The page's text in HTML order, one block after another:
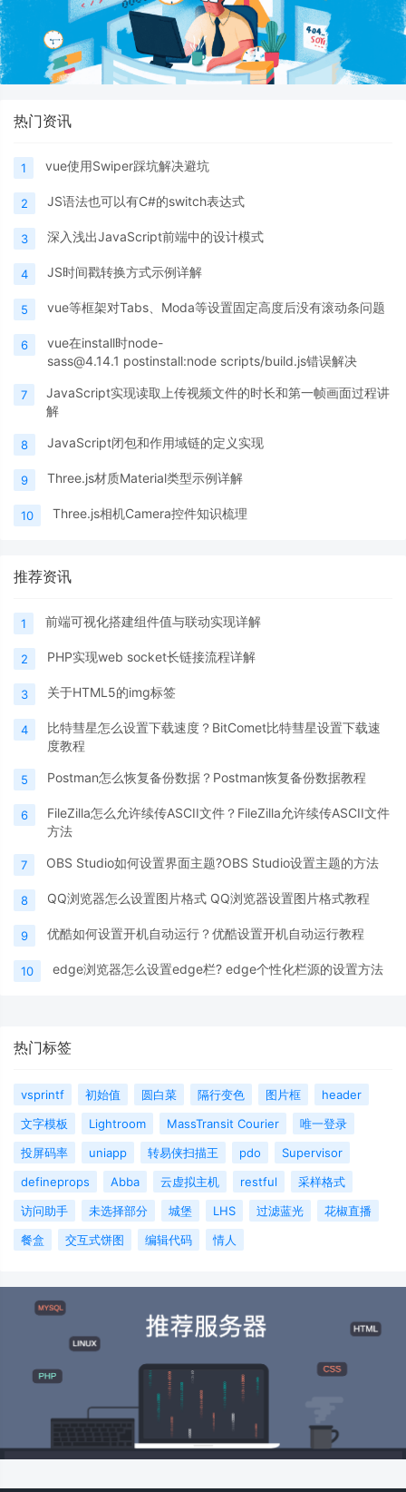
热门资讯
1 vue使用Swiper踩坑解决避坑
2 JS语法也可以有C#的switch表达式
3 深入浅出JavaScript前端中的设计模式
4 JS时间戳转换方式示例详解
5 vue等框架对Tabs、Moda等设置固定高度后没有滚动条问题
6
vue在install时node-
sass@4.14.1 postinstall:node scripts/build.js错误解决
7
JavaScript实现读取上传视频文件的时长和第一帧画面过程讲
解
8 JavaScript闭包和作用域链的定义实现
9 Three.js材质Material类型示例详解
10 Three.js相机Camera控件知识梳理
推荐资讯
1 前端可视化搭建组件值与联动实现详解
2 PHP实现web socket长链接流程详解
3 关于HTML5的img标签
4
比特彗星怎么设置下载速度？BitComet比特彗星设置下载速
度教程
5 Postman怎么恢复备份数据？Postman恢复备份数据教程
6
FileZilla怎么允许续传ASCII文件？FileZilla允许续传ASCII文件
方法
7 OBS Studio如何设置界面主题?OBS Studio设置主题的方法
8 QQ浏览器怎么设置图片格式 QQ浏览器设置图片格式教程
9 优酷如何设置开机自动运行？优酷设置开机自动运行教程
10 edge浏览器怎么设置edge栏? edge个性化栏源的设置方法
热门标签
vsprintf 初始值 圆白菜 隔行变色 图片框
header
文字模板
Lightroom MassTransit Courier
唯一登录
投屏码率
uniapp 转易侠扫描王 pdo
Supervisor
defineprops
Abba 云虚拟主机 restful
采样格式
访问助手
未选择部分 城堡 LHS 过滤蓝光
花椒直播
餐盒
交互式饼图 编辑代码 情人